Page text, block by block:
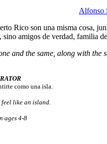
Alfonso
Rico son una misma cosa,
amigos de verdad, familia
and the same, along with
como una isla.
like an island.
ages 4-8